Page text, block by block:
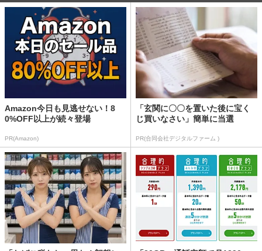
Amazon今日も見逃せない！8
0%OFF以上が続々登場
PR(Amazon)
「玄関に〇〇を置いた後に宝く
じ買いなさい」簡単に当選
PR(合同会社デジタルファーム )